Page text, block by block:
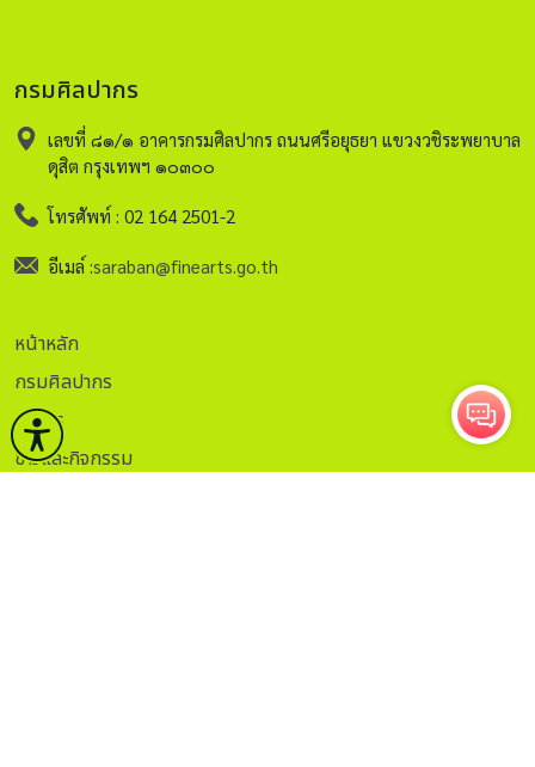
กรมศิลปากร
เลขที่ ๘๑/๑ อาคารกรมศิลปากร ถนนศรีอยุธยา แขวงวชิระพยาบาล
ดุสิต กรุงเทพฯ ๑๐๓๐๐
โทรศัพท์ : 02 164 2501-2
อีเมล์ :saraban@finearts.go.th
หน้าหลัก
กรมศิลปากร
บริการ
ข่าวและกิจกรรม